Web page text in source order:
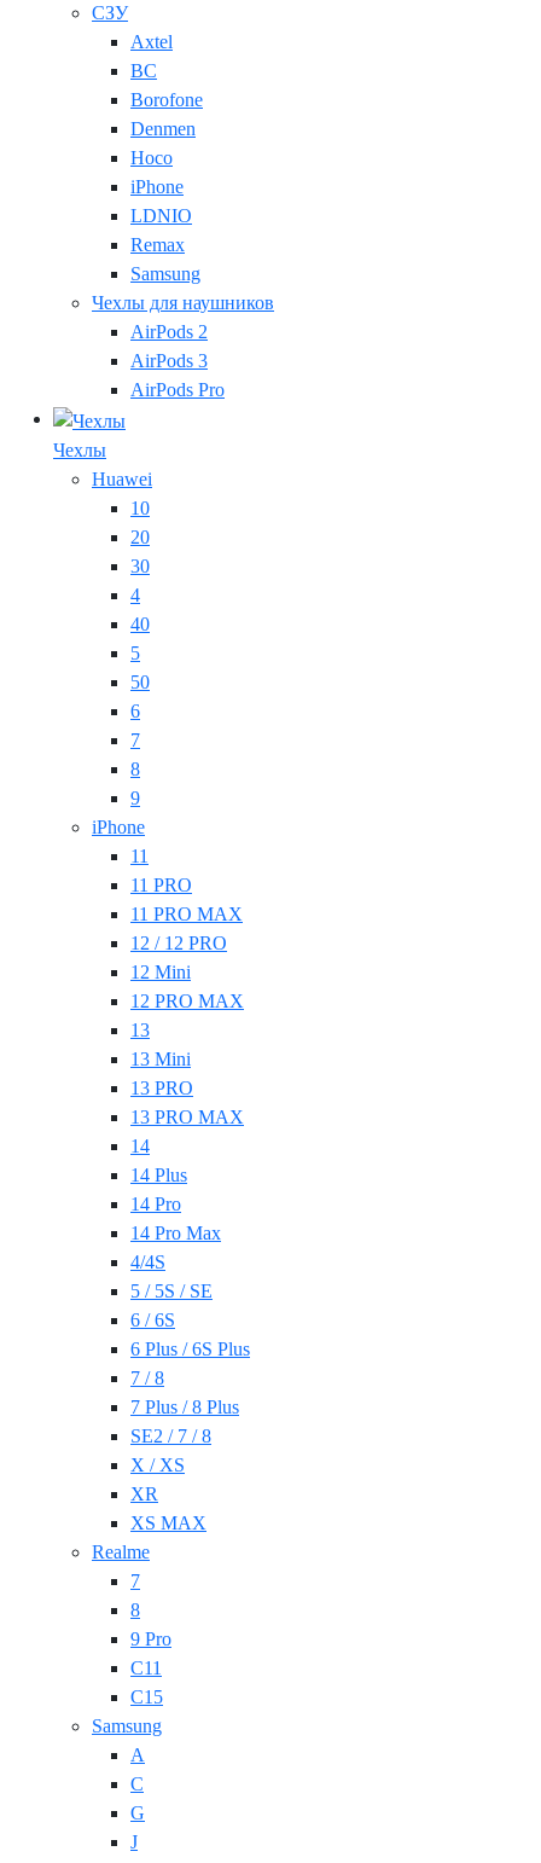
СЗУ
Axtel
BC
Borofone
Denmen
Hoco
iPhone
LDNIO
Remax
Samsung
Чехлы для наушников
AirPods 2
AirPods 3
AirPods Pro
Чехлы
Huawei
10
20
30
4
40
5
50
6
7
8
9
iPhone
11
11 PRO
11 PRO MAX
12 / 12 PRO
12 Mini
12 PRO MAX
13
13 Mini
13 PRO
13 PRO MAX
14
14 Plus
14 Pro
14 Pro Max
4/4S
5 / 5S / SE
6 / 6S
6 Plus / 6S Plus
7 / 8
7 Plus / 8 Plus
SE2 / 7 / 8
X / XS
XR
XS MAX
Realme
7
8
9 Pro
C11
C15
Samsung
A
C
G
J